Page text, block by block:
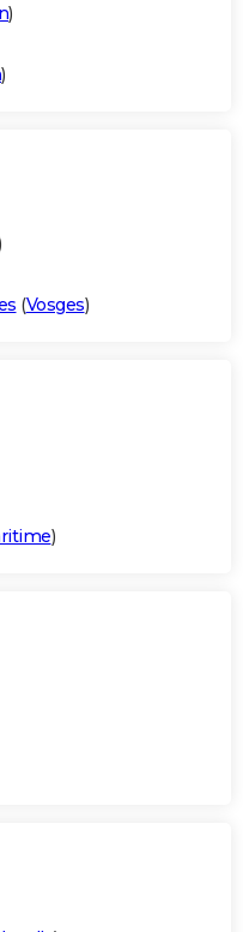
)
)
(Vosges)
)